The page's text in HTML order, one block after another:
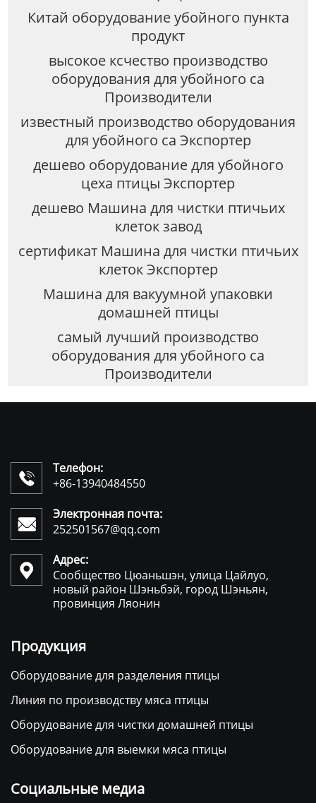
Китай оборудование убойного пункта
продукт
высокое ксчество производство
оборудования для убойного са
Производители
известный производство оборудования
для убойного са Экспортер
дешево оборудование для убойного
цеха птицы Экспортер
дешево Машина для чистки птичьих
клеток завод
сертификат Машина для чистки птичьих
клеток Экспортер
Машина для вакуумной упаковки
домашней птицы
самый лучший производство
оборудования для убойного са
Производители

Телефон:
+86-13940484550

Электронная почта:
252501567@qq.com

Адрес:
Сообщество Цюаньшэн, улица Цайлуо,
новый район Шэньбэй, город Шэньян,
провинция Ляонин
Продукция
Оборудование для разделения птицы
Линия по производству мяса птицы
Оборудование для чистки домашней птицы
Оборудование для выемки мяса птицы
Социальные медиа